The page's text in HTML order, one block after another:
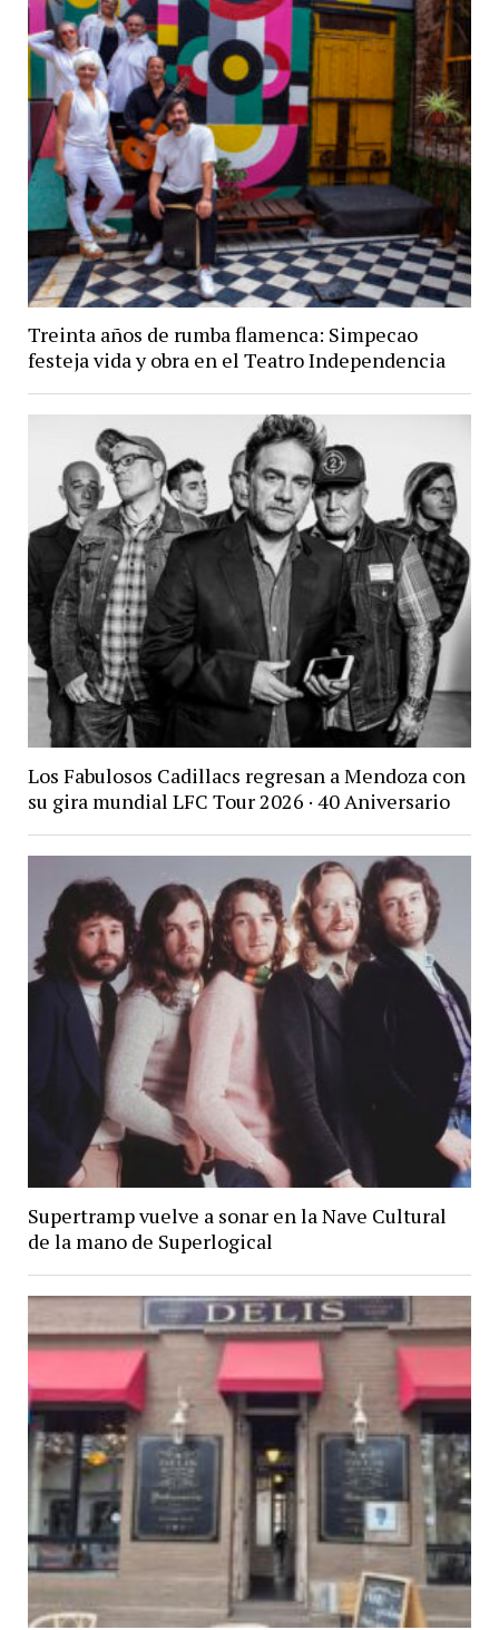
Treinta años de rumba flamenca: Simpecao
festeja vida y obra en el Teatro Independencia
Los Fabulosos Cadillacs regresan a Mendoza con
su gira mundial LFC Tour 2026 · 40 Aniversario
Supertramp vuelve a sonar en la Nave Cultural
de la mano de Superlogical